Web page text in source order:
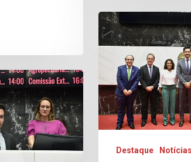
Destaque Notícias